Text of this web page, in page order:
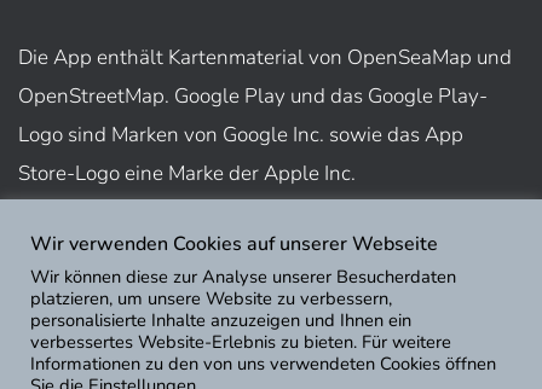
Die App enthält Kartenmaterial von OpenSeaMap und
OpenStreetMap. Google Play und das Google Play-
Logo sind Marken von Google Inc. sowie das App
Store-Logo eine Marke der Apple Inc.
Nutzungsbedingungen
Impressum
Datenschutz
Wir verwenden Cookies auf unserer Webseite
Wir können diese zur Analyse unserer Besucherdaten
platzieren, um unsere Website zu verbessern,
personalisierte Inhalte anzuzeigen und Ihnen ein
verbessertes Website-Erlebnis zu bieten. Für weitere
Informationen zu den von uns verwendeten Cookies öffnen